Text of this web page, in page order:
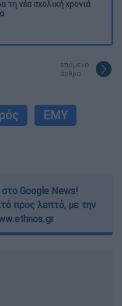
τη νέα σχολική χρονιά
επόμενο
άρθρο
ΕΜΥ
Google News!
προς λεπτό, με την